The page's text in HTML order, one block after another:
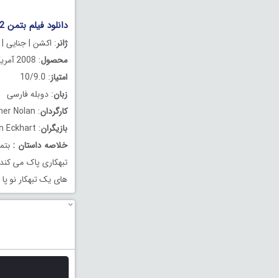
دانلود فیلم بتمن 2: شوالیه تاریکی دوبله فارسی 2008
ژانر: اکشن | جنایی |
محصول: 2008 آمریکا
امتیاز: 10/9.0
زبان: دوبله فارسی
کارگردان: Christopher Nolan
بازیگران: Christian Bale, Heath Ledger, Aaron Eckhart
خلاصه داستان :
تبهکاری پاک می
های یک تبهکار نو